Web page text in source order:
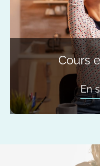
Cours
En